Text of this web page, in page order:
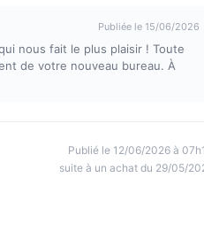
Publiée le 15/06/2026
nous fait le plus plaisir ! Toute
de votre nouveau bureau. À
Publié le 12/06/2026 à
suite à un achat du 29/05/